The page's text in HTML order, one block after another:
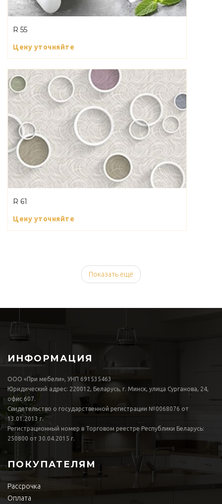
R 55
Цену уточняйте
R 61
Цену уточняйте
Показать ещё
ИНФОРМАЦИЯ
ООО «При мебели», УНП 691535463
Юридический адрес: 220012, Беларусь, г. Минск, улица Сурганова, 24,
офис 607.
Свидетельство о государственной регистрации №0068076 от
13.01.2013 г.
Регистрационный номер в Торговом реестре Республики Беларусь:
250800 от 30.04.2015 г.
ПОКУПАТЕЛЯМ
Рассрочка
Оплата